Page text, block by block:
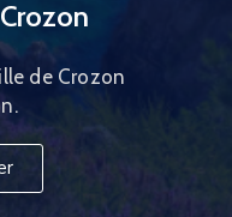
de Crozon